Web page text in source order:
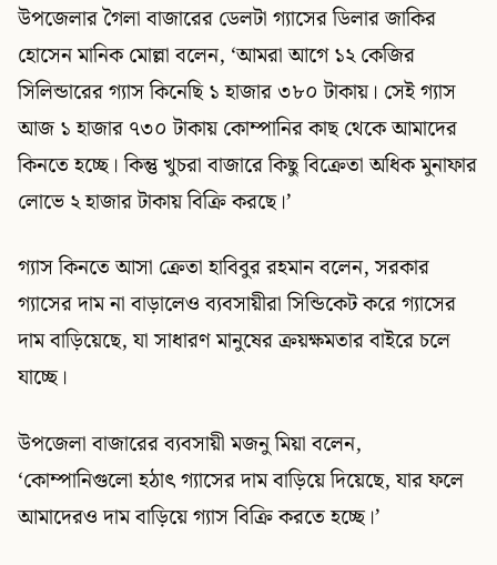
উপজেলার গৈলা বাজারের ডেলটা গ্যাসের ডিলার জাকির
হোসেন মানিক মোল্লা বলেন, ‘আমরা আগে ১২ কেজির
সিলিন্ডারের গ্যাস কিনেছি ১ হাজার ৩৮০ টাকায়। সেই গ্যাস
আজ ১ হাজার ৭৩০ টাকায় কোম্পানির কাছ থেকে আমাদের
কিনতে হচ্ছে। কিন্তু খুচরা বাজারে কিছু বিক্রেতা অধিক মুনাফার
লোভে ২ হাজার টাকায় বিক্রি করছে।’
গ্যাস কিনতে আসা ক্রেতা হাবিবুর রহমান বলেন, সরকার
গ্যাসের দাম না বাড়ালেও ব্যবসায়ীরা সিন্ডিকেট করে গ্যাসের
দাম বাড়িয়েছে, যা সাধারণ মানুষের ক্রয়ক্ষমতার বাইরে চলে
যাচ্ছে।
উপজেলা বাজারের ব্যবসায়ী মজনু মিয়া বলেন,
‘কোম্পানিগুলো হঠাৎ গ্যাসের দাম বাড়িয়ে দিয়েছে, যার ফলে
আমাদেরও দাম বাড়িয়ে গ্যাস বিক্রি করতে হচ্ছে।’